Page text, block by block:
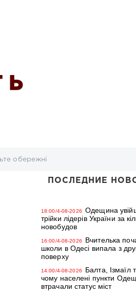
Ь
обережні
ПОСЛЕДНИЕ
18:00/4-08-2026
Одещина
трійки лідерів України за
новобудов
16:00/4-08-2026
Вчителька
школи в Одесі випала з
поверху
14:00/4-08-2026
Балта, Ізмаїл
чому населені пункти
втрачали статус міст